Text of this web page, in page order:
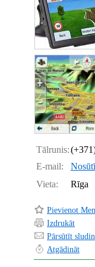
Tālrunis:
E-mail:
Vieta:
Rīga
Pievienot
Izdrukāt
Pārsūtīt
Atgādināt